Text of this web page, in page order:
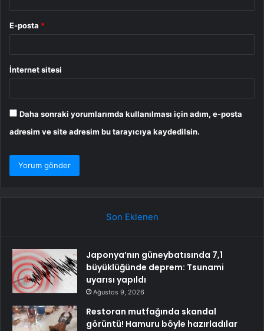
E-posta *
İnternet sitesi
Daha sonraki yorumlarımda kullanılması için adım, e-posta
adresim ve site adresim bu tarayıcıya kaydedilsin.
Son Eklenen
Japonya’nın güneybatısında 7,1
büyüklüğünde deprem: Tsunami
uyarısı yapıldı
Ağustos 9, 2026
Restoran mutfağında skandal
görüntü! Hamuru böyle hazırladılar